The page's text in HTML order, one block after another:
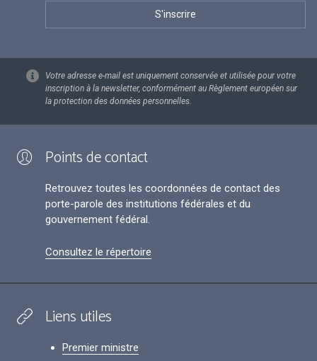
Votre adresse e-mail est uniquement conservée et utilisée pour votre
inscription à la newsletter, conformément au Règlement européen sur
la protection des données personnelles.
Points de contact
Retrouvez toutes les coordonnées de contact des
porte-parole des institutions fédérales et du
gouvernement fédéral.
Consultez le répertoire
Liens utiles
Premier ministre